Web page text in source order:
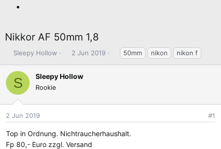
Nikkor AF 50mm 1,8
E
s
t
e
r
Sleepy Hollow
E
t
t
a
2 Jun 2019
S
o
r
50mm nikon nikon f
S Sleepy Hollow
Rookie
2 Jun 2019 #1
Top in Ordnung. Nichtraucherhaushalt.
Fp 80,- Euro zzgl. Versand